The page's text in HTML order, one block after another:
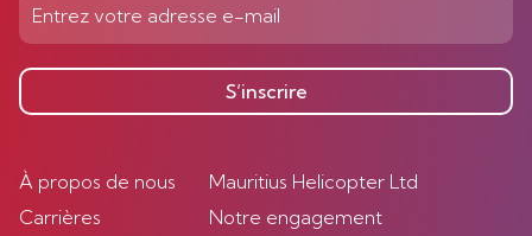
S’inscrire
À propos de nous
Carrières
Mauritius Helicopter Ltd
Notre engagement